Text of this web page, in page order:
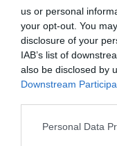
us or personal
your opt-out. You
disclosure of your
IAB’s list of
also be disclosed by
Downstream
Personal Data
την Τέχνη και τον